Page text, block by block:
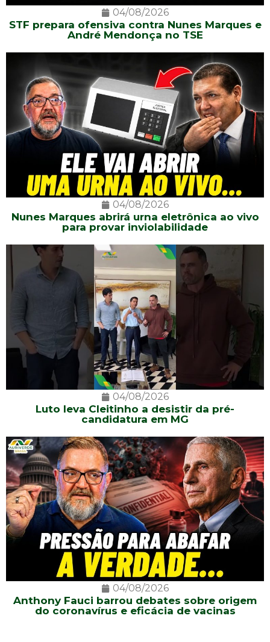
04/08/2026
STF prepara ofensiva contra Nunes Marques e
André Mendonça no TSE
04/08/2026
Nunes Marques abrirá urna eletrônica ao vivo
para provar inviolabilidade
04/08/2026
Luto leva Cleitinho a desistir da pré-
candidatura em MG
04/08/2026
Anthony Fauci barrou debates sobre origem
do coronavírus e eficácia de vacinas